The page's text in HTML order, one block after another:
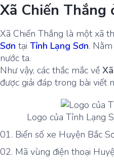
Xã Chiến Thắng
Xã Chiến Thắng là một xã
Sơn tại Tỉnh Lạng Sơn.
nước ta.
Như vậy, các thắc mắc về
được giải đáp trong bài viết
Logo của Tỉnh Lạng
Biển số xe Huyện Bắc
Mã vùng điện thoại